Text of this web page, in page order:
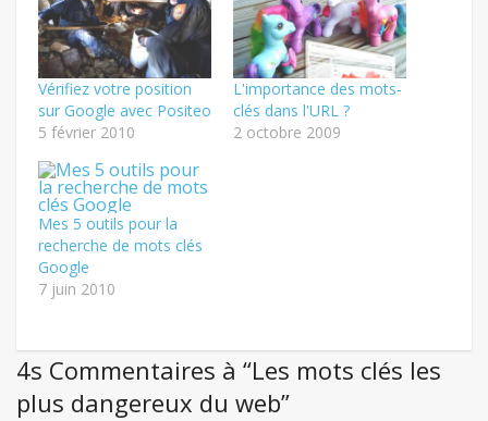
Vérifiez votre position
sur Google avec Positeo
5 février 2010
L'importance des mots-
clés dans l'URL ?
2 octobre 2009
Mes 5 outils pour la
recherche de mots clés
Google
7 juin 2010
4s Commentaires à “Les mots clés les
plus dangereux du web”